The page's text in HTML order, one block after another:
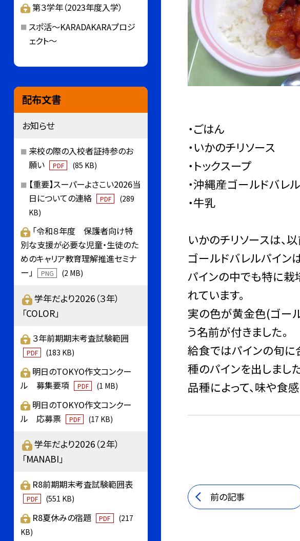
・ごはん
・いかのチリソース
・トックスープ
・沖縄産ゴールドバレ
・牛乳
いかのチリソースは、
ゴールドバレルパイン
パインの中でも特に栽
れています。
実の色が黄金色(ゴール
う名前が付きました。
給食ではパインの旬に
種のパインを出しました
品種によって、味や食
前の記事
第３学年（2023年度入学）
スポ活～KARADAKARAプロジ
ェクト～
配布文書
お知らせ
来校の際の入校者証持参のお
願い
PDF (85 KB)
【重要】スーパーよさこい2026当
日についての連絡
PDF
(289
KB)
「令和８年度 保護者向け特
別な支援が必要な児童・生徒のた
めのキャリア教育理解推進セミナ
ー」
PNG (2 MB)
学年だより2026（３年）
「COLOR」
３年前期期末考査試験範囲
PDF (183 KB)
明日のTOKYO作文コンクー
ル 募集要項
PDF (1 MB)
明日のTOKYO作文コンクー
ル 応募票
PDF (17 KB)
学年だより2026（２年）
「MANABI」
R8前期期末考査試験範囲表
PDF (551 KB)
R8夏休みの宿題 PDF
(217
KB)